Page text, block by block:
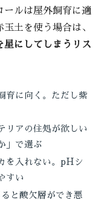
ールは屋外飼育に適
土を使う場合は、
星にしてしまうリス
育に向く。ただし紫
リアの住処が欲しい
」で選ぶ
を入れない。pHシ
すい
と酸欠層ができ悪